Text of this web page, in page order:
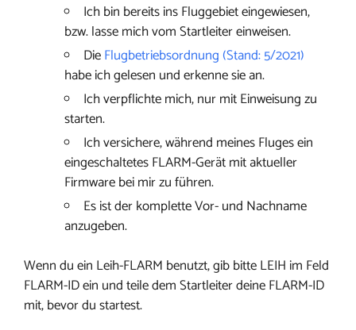
Ich bin bereits ins Fluggebiet eingewiesen,
bzw. lasse mich vom Startleiter einweisen.
DieFlugbetriebsordnung (Stand: 5/2021)
habe ich gelesen und erkenne sie an.
Ich verpflichte mich, nur mit Einweisung zu
starten.
Ich versichere, während meines Fluges ein
eingeschaltetes FLARM-Gerät mit aktueller
Firmware bei mir zu führen.
Es ist der komplette Vor- und Nachname
anzugeben.
Wenn du ein Leih-FLARM benutzt, gib bitte LEIH im Feld
FLARM-ID ein und teile dem Startleiter deine FLARM-ID
mit, bevor du startest.